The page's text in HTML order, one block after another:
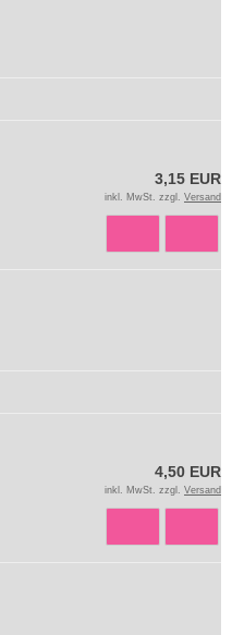
3,15 EUR
inkl. MwSt. zzgl. Versand
4,50 EUR
inkl. MwSt. zzgl. Versand